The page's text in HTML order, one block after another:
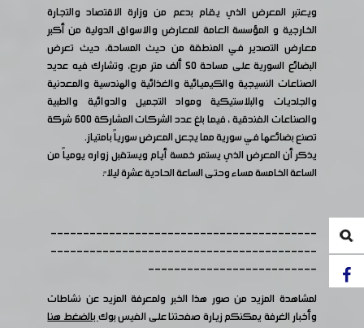
ويعتبر المعرض الذي يقام بدعم من وزارة الاقتصاد والتجارة
الخارجية و المؤسسة العامة للمعارض والاسواق الدولية من أكبر
معارض التصدير في المنطقة من حيث المساحة، حيث تعرض
البضائع السورية على مساحة 50 ألف متر مربع، وتشارك فيه عديد
الصناعات النسيجية والكيميائية والغذائية والهندسية والمعدنية
والجلديات والبلاستيكية ومواد التجميل والدوائية والطبية
والصناعات الفندقية ، فيما بلغ عدد الشركات المشاركة 600 شركة
تصنع بضائعها في سورية مما يجعل المعرض سورياً بامتياز.
يذكر أن المعرض الذي يستمر خمسة أيام ويستقبل زواره يومياً من
الساعة الخامسة مساء وحتى الساعة الحادية عشرة ليلا ً.
-----------------------------------------
-----------------------------------------
--------------------------
لمشاهدة المزيد من صور هذا الخبر ولمعرفة المزيد عن نشاطات
وأخبار الغرفة يمكنكم زيارة صفحتنا على الفيس بوكبالضغط هنا